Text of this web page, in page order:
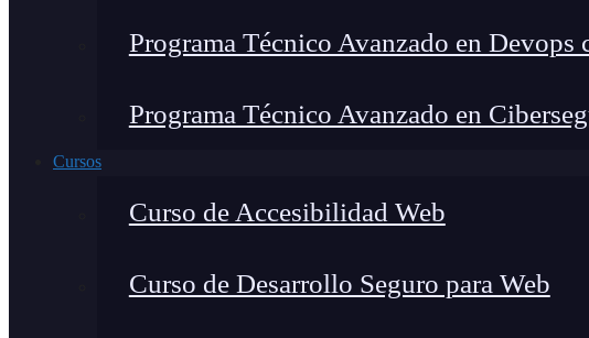
Programa Técnico Avanzado en
Programa Técnico Avanzado en
Cursos
Curso de Accesibilidad Web
Curso de Desarrollo Seguro para Web